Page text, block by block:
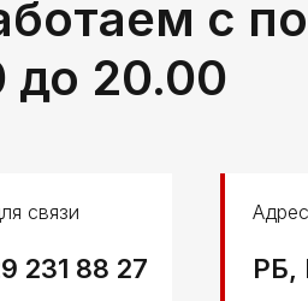
связи
231 88 27 РБ,
с
до 20.00